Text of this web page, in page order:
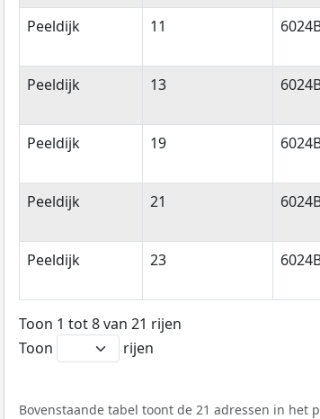
Peeldijk 11
Peeldijk 13
Peeldijk 19
Peeldijk 21
Peeldijk 23
Toon 1 tot 8 van 21 rijen
Toon
rijen
Bovenstaande tabel toont de 21 adressen in het